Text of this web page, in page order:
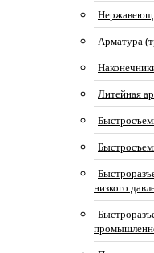
Арматура
Литейная
низкого